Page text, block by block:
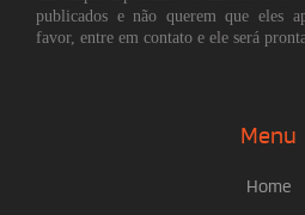
publicados e não querem que eles
favor, entre em contato e ele será
Menu
Home